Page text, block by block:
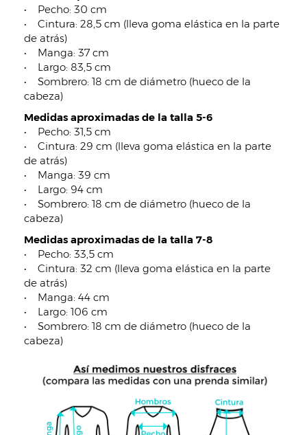
• Pecho: 30 cm
• Cintura: 28,5 cm (lleva goma elástica en la parte
de atrás)
• Manga: 37 cm
• Largo: 83,5 cm
• Sombrero: 18 cm de diámetro (hueco de la
cabeza)
Medidas aproximadas de la talla 5-6
• Pecho: 31,5 cm
• Cintura: 29 cm (lleva goma elástica en la parte
de atrás)
• Manga: 39 cm
• Largo: 94 cm
• Sombrero: 18 cm de diámetro (hueco de la
cabeza)
Medidas aproximadas de la talla 7-8
• Pecho: 33,5 cm
• Cintura: 32 cm (lleva goma elástica en la parte
de atrás)
• Manga: 44 cm
• Largo: 106 cm
• Sombrero: 18 cm de diámetro (hueco de la
cabeza)